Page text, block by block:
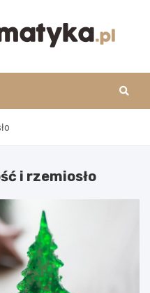
i rzemiosło